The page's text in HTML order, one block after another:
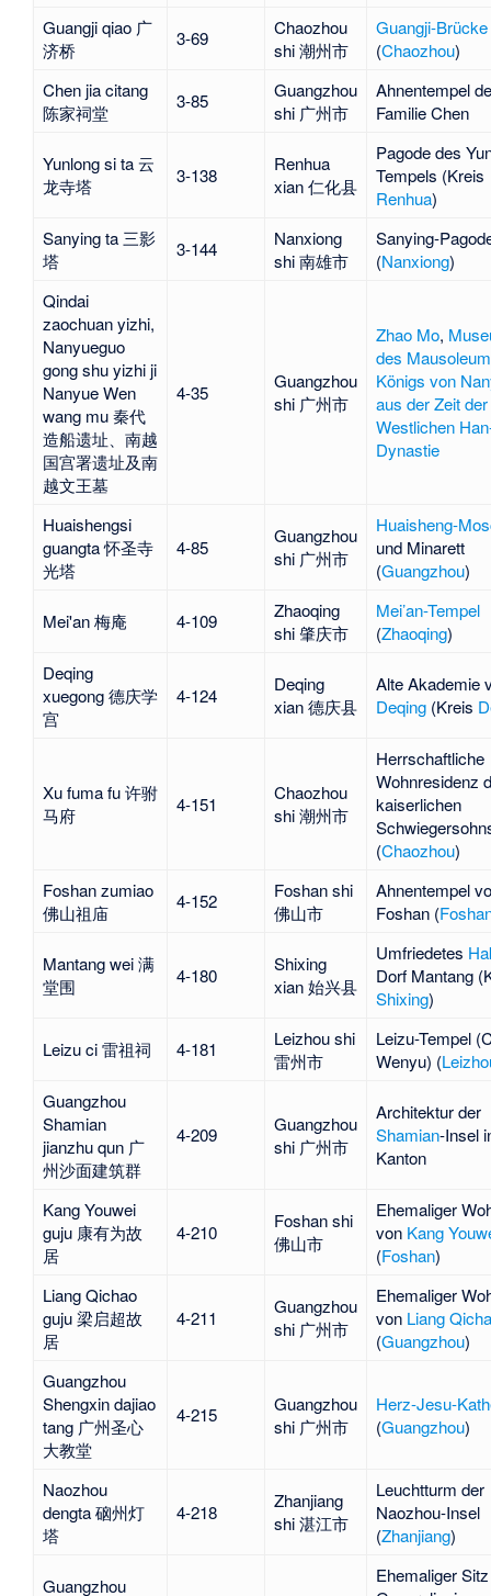
Guangji qiao 广
济桥
3-69
Chaozhou
shi 潮州市
Guangji-Brücke
(Chaozhou)
Chen jia citang
陈家祠堂
3-85
Guangzhou
shi 广州市
Ahnentempel
Familie Chen
Yunlong si ta 云
龙寺塔
3-138
Renhua
xian 仁化县
Pagode des
Tempels (Kreis
Renhua)
Sanying ta 三影
塔
3-144
Nanxiong
shi 南雄市
Sanying-
(Nanxiong)
Qindai
zaochuan yizhi,
Nanyueguo
gong shu yizhi ji
Nanyue Wen
wang mu 秦代
造船遗址、南越
国宫署遗址及南
越文王墓
4-35
Guangzhou
shi 广州市
Zhao Mo,
des
Königs von
aus der Zeit der
Westlichen
Dynastie
Huaishengsi
guangta 怀圣寺
光塔
4-85
Guangzhou
shi 广州市
Huaisheng-
und Minarett
(Guangzhou)
Mei'an 梅庵 4-109
Zhaoqing
shi 肇庆市
Mei’an-Tempel
(Zhaoqing)
Deqing
xuegong 德庆学
宫
4-124
Deqing
xian 德庆县
Alte Akademie
Deqing(Kreis
Xu fuma fu 许驸
马府
4-151
Chaozhou
shi 潮州市
Herrschaftliche
Wohnresidenz
kaiserlichen
(Chaozhou)
Foshan zumiao
佛山祖庙
4-152
Foshan shi
佛山市
Ahnentempel
Foshan (
Mantang wei 满
堂围
4-180
Shixing
xian 始兴县
Umfriedetes
Dorf Mantang
Shixing)
Leizu ci 雷祖祠 4-181
Leizhou shi
雷州市
Leizu-Tempel(
Wenyu) (
Guangzhou
Shamian
jianzhu qun 广
州沙面建筑群
4-209
Guangzhou
shi 广州市
Architektur der
Shamian-Insel
Kanton
Kang Youwei
guju 康有为故
居
4-210
Foshan shi
佛山市
Ehemaliger
von Kang
(Foshan)
Liang Qichao
guju 梁启超故
居
4-211
Guangzhou
shi 广州市
Ehemaliger
von Liang
(Guangzhou)
Guangzhou
Shengxin dajiao
tang 广州圣心
大教堂
4-215
Guangzhou
shi 广州市
Herz-Jesu-
(Guangzhou)
Naozhou
dengta 硇州灯
塔
4-218
Zhanjiang
shi 湛江市
Leuchtturm der
Naozhou-Insel
(Zhanjiang)
Guangzhou
Ehemaliger